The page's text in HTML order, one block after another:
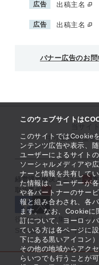
このウェブサイトは
このサイトではCookie
ンテンツ広告や表示、
ユーザーによるサイト
ソーシャルメディアや
ナーと情報を共有して
た情報は、ユーザーが
や各パートナーのサー
報と組み合わされ、各
ます。 なお、Cookieに
訂について、ヨーロッ
ている方は各ページに
下にある黒いアイコン
その他の地域からアク
らいつでも行うことが
広告 出稿主名
広告 出稿主名
バナー広告のお
中小企業基盤整
経営課題解決メニュー
取組事例
役立つリンク集 サイト
SNS公式アカウント一覧